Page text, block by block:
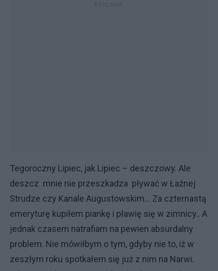
Tegoroczny Lipiec, jak Lipiec – deszczowy. Ale
deszcz mnie nie przeszkadza pływać w Łaźnej
Strudze czy Kanale Augustowskim... Za czternastą
emeryturę kupiłem piankę i pławię się w zimnicy.. A
jednak czasem natrafiam na pewien absurdalny
problem. Nie mówiłbym o tym, gdyby nie to, iż w
zeszłym roku spotkałem się już z nim na Narwi.